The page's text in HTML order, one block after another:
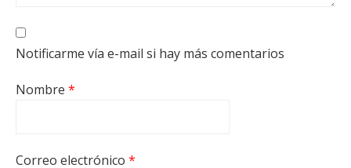
Notificarme vía e-mail si hay más comentarios
Nombre *
Correo electrónico *